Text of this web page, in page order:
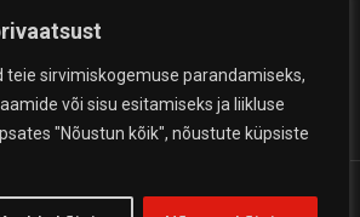
teie sirvimiskogemuse parandamiseks,
või sisu esitamiseks ja liikluse
"Nõustun kõik", nõustute küpsiste
© 2026 Coolest Crosskart Shop